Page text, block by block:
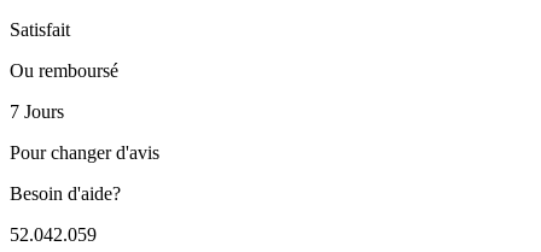
Satisfait
Ou remboursé
7 Jours
Pour changer d'avis
Besoin d'aide?
52.042.059